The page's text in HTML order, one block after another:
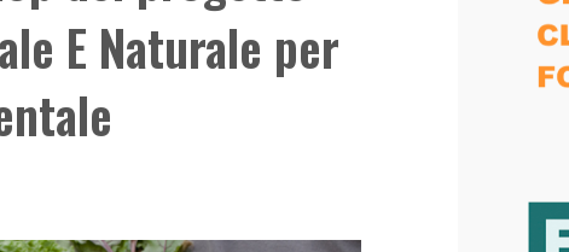
E Naturale per